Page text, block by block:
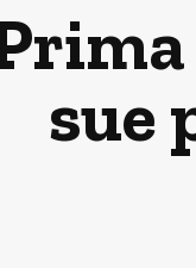
sue